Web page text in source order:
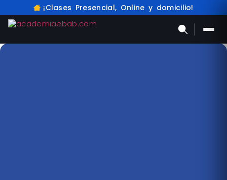
¡Clases Presencial, Online y domicilio!